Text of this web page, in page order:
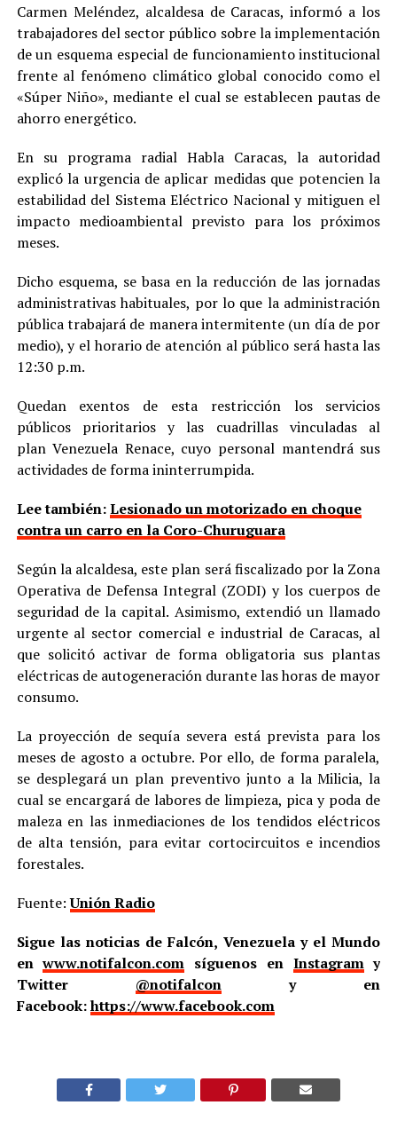
Carmen Meléndez, alcaldesa de Caracas, informó a los
trabajadores del sector público sobre la implementación
de un esquema especial de funcionamiento institucional
frente al fenómeno climático global conocido como el
«Súper Niño», mediante el cual se establecen pautas de
ahorro energético.
En su programa radial Habla Caracas, la autoridad
explicó la urgencia de aplicar medidas que potencien la
estabilidad del Sistema Eléctrico Nacional y mitiguen el
impacto medioambiental previsto para los próximos
meses.
Dicho esquema, se basa en la reducción de las jornadas
administrativas habituales, por lo que la administración
pública trabajará de manera intermitente (un día de por
medio), y el horario de atención al público será hasta las
12:30 p.m.
Quedan exentos de esta restricción los servicios
públicos prioritarios y las cuadrillas vinculadas al
plan Venezuela Renace, cuyo personal mantendrá sus
actividades de forma ininterrumpida.
Lee también:Lesionado un motorizado en choque
contra un carro en la Coro-Churuguara
Según la alcaldesa, este plan será fiscalizado por la Zona
Operativa de Defensa Integral (ZODI) y los cuerpos de
seguridad de la capital. Asimismo, extendió un llamado
urgente al sector comercial e industrial de Caracas, al
que solicitó activar de forma obligatoria sus plantas
eléctricas de autogeneración durante las horas de mayor
consumo.
La proyección de sequía severa está prevista para los
meses de agosto a octubre. Por ello, de forma paralela,
se desplegará un plan preventivo junto a la Milicia, la
cual se encargará de labores de limpieza, pica y poda de
maleza en las inmediaciones de los tendidos eléctricos
de alta tensión, para evitar cortocircuitos e incendios
forestales.
Fuente:Unión Radio
Sigue las noticias de Falcón, Venezuela y el Mundo
enwww.notifalcon.com síguenos en Instagramy
Twitter @notifalcony en
Facebook:https://www.facebook.com